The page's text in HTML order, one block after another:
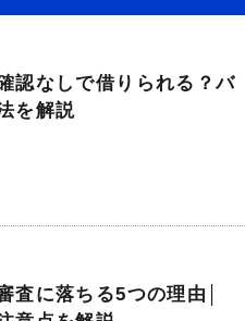
認なしで借りられる？バ
を解説
査に落ちる5つの理由│